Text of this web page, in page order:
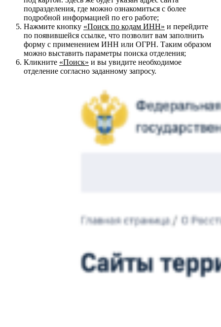
подразделения, где можно ознакомиться с более
подробной информацией по его работе;
Нажмите кнопку «Поиск по кодам ИНН» и перейдите
по появившейся ссылке, что позволит вам заполнить
форму с применением ИНН или ОГРН. Таким образом
можно выставить параметры поиска отделения;
Кликните «Поиск» и вы увидите необходимое
отделение согласно заданному запросу.